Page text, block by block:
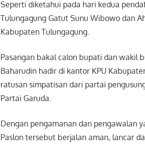
Seperti diketahui pada hari kedua
Tulungagung Gatut Sunu Wibowo dan
Kabupaten Tulungagung.
Pasangan bakal calon bupati dan wakil
Baharudin hadir di kantor KPU
ratusan simpatisan dari partai
Partai Garuda.
Dengan pengamanan dan pengawalan
Paslon tersebut berjalan aman, lancar